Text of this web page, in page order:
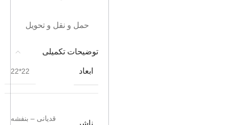
حمل و نقل و تحویل
توضیحات تکمیلی
ابعاد 22*22
ناشر
قدیانی – بنفشه